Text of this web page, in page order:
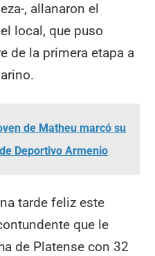
, allanaron el
local, que puso
de la primera etapa a
de Matheu marcó su
Deportivo Armenio
tarde feliz este
que le
de Platense con 32